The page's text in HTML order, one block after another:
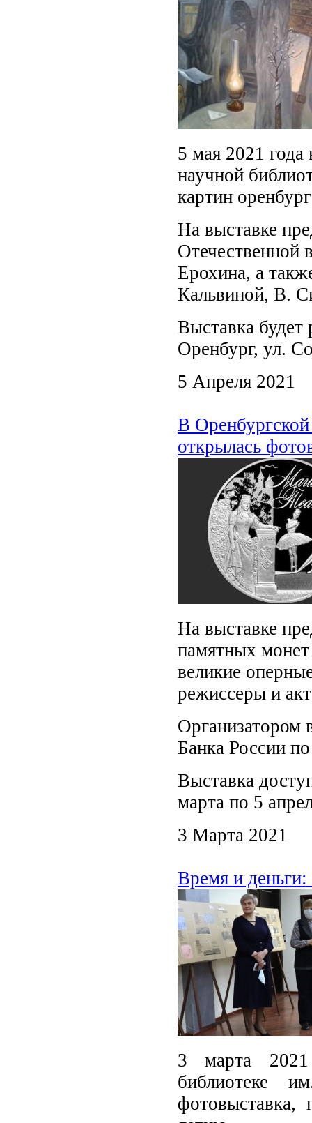
5 мая 2021 года
научной
картин
На выставке
Ерохина, а
Кальвиной, В.
Выставка будет
Оренбург, ул.
5 Апреля 2021
В
открылась
На выставке
памятных монет
великие
режиссеры и
Организатором
Банка России
Выставка
марта по 5
3 Марта 2021
Время и
3 марта 2021
библиотеке
фотовыставка,